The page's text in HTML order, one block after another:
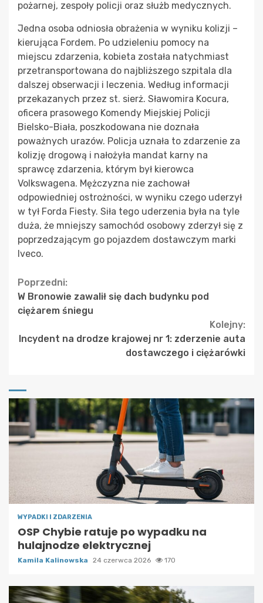
pożarnej, zespoły policji oraz służb medycznych.
Jedna osoba odniosła obrażenia w wyniku kolizji –
kierująca Fordem. Po udzieleniu pomocy na
miejscu zdarzenia, kobieta została natychmiast
przetransportowana do najbliższego szpitala dla
dalszej obserwacji i leczenia. Według informacji
przekazanych przez st. sierż. Sławomira Kocura,
oficera prasowego Komendy Miejskiej Policji
Bielsko-Biała, poszkodowana nie doznała
poważnych urazów. Policja uznała to zdarzenie za
kolizję drogową i nałożyła mandat karny na
sprawcę zdarzenia, którym był kierowca
Volkswagena. Mężczyzna nie zachował
odpowiedniej ostrożności, w wyniku czego uderzył
w tył Forda Fiesty. Siła tego uderzenia była na tyle
duża, że mniejszy samochód osobowy zderzył się z
poprzedzającym go pojazdem dostawczym marki
Iveco.
Continue
Reading
Poprzedni:
W Bronowie zawalił się dach budynku pod
ciężarem śniegu
Kolejny:
Incydent na drodze krajowej nr 1: zderzenie auta
dostawczego i ciężarówki
WYPADKI I ZDARZENIA
OSP Chybie ratuje po wypadku na
hulajnodze elektrycznej
Kamila Kalinowska 24 czerwca 2026 170